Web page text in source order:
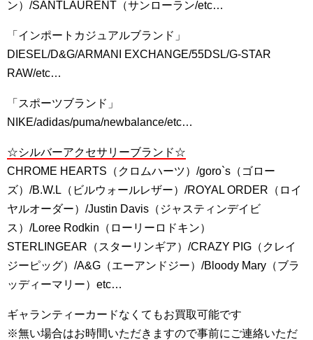
ン）/SANTLAURENT（サンローラン/etc…
「インポートカジュアルブランド」
DIESEL/D&G/ARMANI EXCHANGE/55DSL/G-STAR
RAW/etc…
「スポーツブランド」
NIKE/adidas/puma/newbalance/etc…
☆シルバーアクセサリーブランド☆
CHROME HEARTS（クロムハーツ）/goro`s（ゴロー
ズ）/B.W.L（ビルウォールレザー）/ROYAL ORDER（ロイ
ヤルオーダー）/Justin Davis（ジャスティンデイビ
ス）/Loree Rodkin（ローリーロドキン）
STERLINGEAR（スターリンギア）/CRAZY PIG（クレイ
ジーピッグ）/A&G（エーアンドジー）/Bloody Mary（ブラ
ッディーマリー）etc…
ギャランティーカードなくてもお買取可能です
※無い場合はお時間いただきますので事前にご連絡いただ